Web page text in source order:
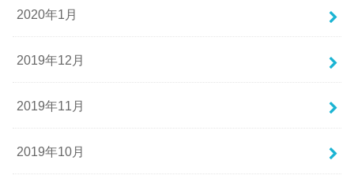
2020年1月
2019年12月
2019年11月
2019年10月